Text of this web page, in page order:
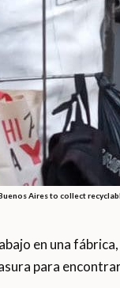
Aires to collect
en una
para